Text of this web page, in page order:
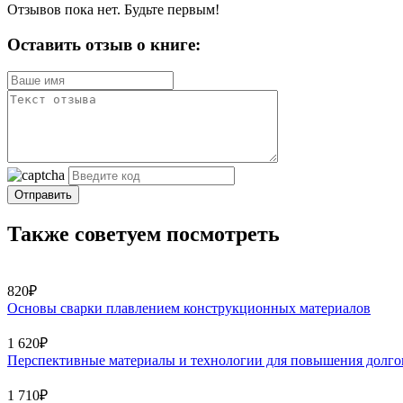
Отзывов пока нет. Будьте первым!
Оставить отзыв о книге:
Отправить
Также советуем посмотреть
820₽
Основы сварки плавлением конструкционных материалов
1 620₽
Перспективные материалы и технологии для повышения
1 710₽